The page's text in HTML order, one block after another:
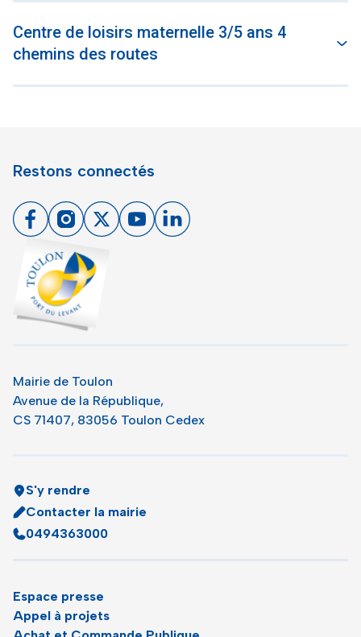
Centre de loisirs maternelle 3/5 ans 4
chemins des routes
Restons connectés
FacebookInstagram
X YoutubeLinkedin
Mairie de Toulon
Avenue de la République,
CS 71407, 83056 Toulon Cedex
S'y rendre
Contacter la mairie
0494363000
Espace presse
Appel à projets